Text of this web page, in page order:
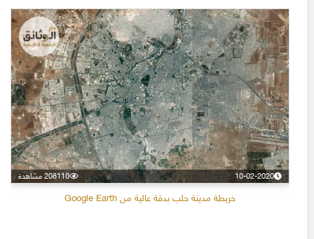
10-02-2020 208110 مشاهدة
خريطة مدينة حلب بدقة عالية من Google Earth